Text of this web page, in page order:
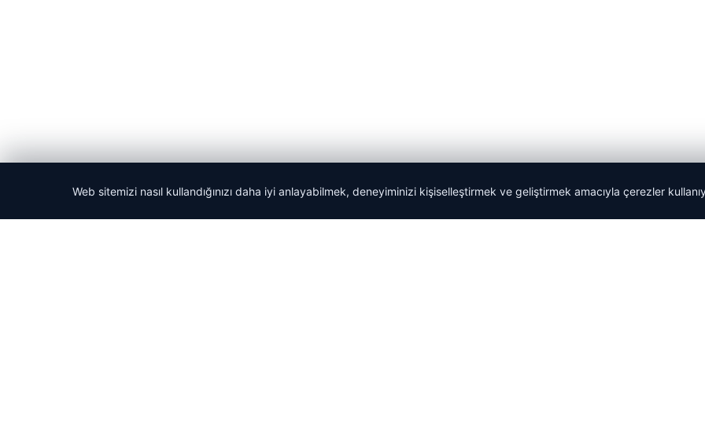
Web sitemizi nasıl kullandığınızı daha iyi anlayabilmek, deneyiminizi kişiselleştirmek ve geliştirmek amacıyla çerezler